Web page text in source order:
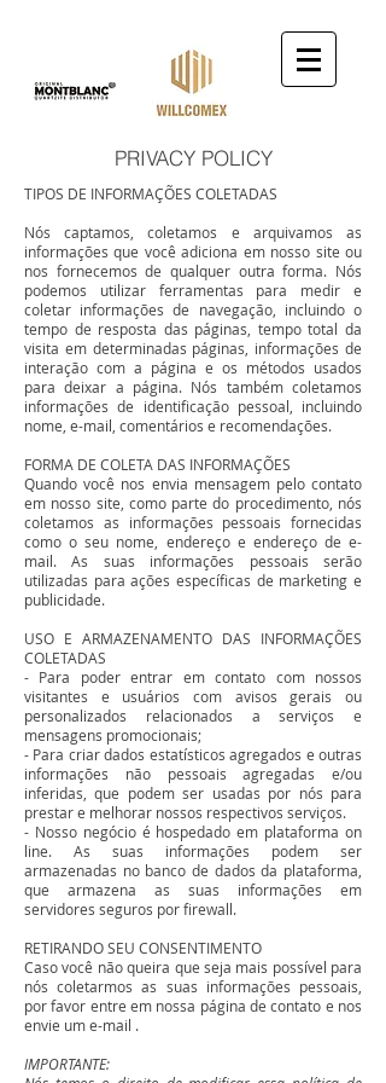
PRIVACY POLICY
TIPOS DE INFORMAÇÕES COLETADAS
Nós captamos, coletamos e arquivamos as
informações que você adiciona em nosso site ou
nos fornecemos de qualquer outra forma. Nós
podemos utilizar ferramentas para medir e
coletar informações de navegação, incluindo o
tempo de resposta das páginas, tempo total da
visita em determinadas páginas, informações de
interação com a página e os métodos usados
para deixar a página. Nós também coletamos
informações de identificação pessoal, incluindo
nome, e-mail, comentários e recomendações.
FORMA DE COLETA DAS INFORMAÇÕES
Quando você nos envia mensagem pelo contato
em nosso site, como parte do procedimento, nós
coletamos as informações pessoais fornecidas
como o seu nome, endereço e endereço de e-
mail. As suas informações pessoais serão
utilizadas para ações específicas de marketing e
publicidade.
USO E ARMAZENAMENTO DAS INFORMAÇÕES
COLETADAS
- Para poder entrar em contato com nossos
visitantes e usuários com avisos gerais ou
personalizados relacionados a serviços e
mensagens promocionais;
- Para criar dados estatísticos agregados e outras
informações não pessoais agregadas e/ou
inferidas, que podem ser usadas por nós para
prestar e melhorar nossos respectivos serviços.
- Nosso negócio é hospedado em plataforma on
line. As suas informações podem ser
armazenadas no banco de dados da plataforma,
que armazena as suas informações em
servidores seguros por firewall.
RETIRANDO SEU CONSENTIMENTO
Caso você não queira que seja mais possível para
nós coletarmos as suas informações pessoais,
por favor entre em nossa página de contato e nos
envie um e-mail .
IMPORTANTE: